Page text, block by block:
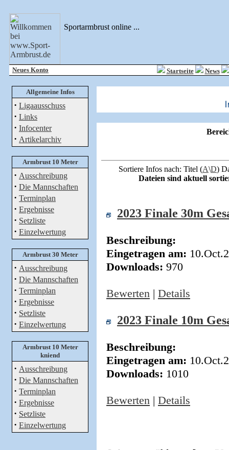
Sportarmbrust online ...
Neues Konto Startseite News
Allgemeine Infos
· Ligaausschuss
· Links
· Infocenter
· Artikelarchiv
Armbrust 10 Meter
· Ausschreibung
· Die Mannschaften
· Terminplan
· Ergebnisse
· Setzliste
· Einzelwertung
Armbrust 30 Meter
· Ausschreibung
· Die Mannschaften
· Terminplan
· Ergebnisse
· Setzliste
· Einzelwertung
Armbrust 10 Meter
kniend
· Ausschreibung
· Die Mannschaften
· Terminplan
· Ergebnisse
· Setzliste
· Einzelwertung
Sortiere Infos nach: Titel (A\D)
Dateien sind aktuell
2023 Finale 30m
Beschreibung:
Eingetragen am:
Downloads: 970
Bewerten | Details
2023 Finale 10m
Beschreibung:
Eingetragen am:
Downloads: 1010
Bewerten | Details